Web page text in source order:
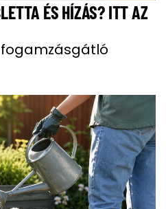
ÉS HÍZÁS? ITT AZ